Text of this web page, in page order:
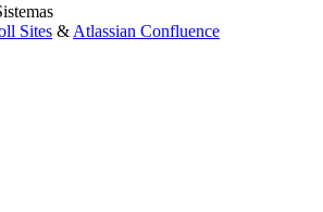
Sites & Atlassian Confluence